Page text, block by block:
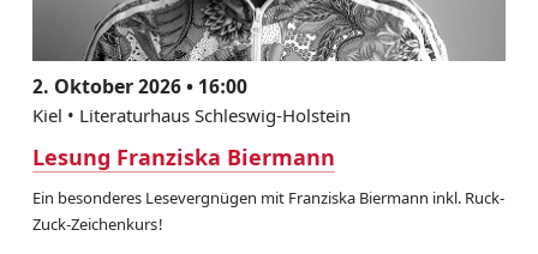
2. Oktober 2026 • 16:00
Kiel • Literaturhaus Schleswig-Holstein
Lesung Franziska Biermann
Ein besonderes Lesevergnügen mit Franziska Biermann inkl. Ruck-
Zuck-Zeichenkurs!